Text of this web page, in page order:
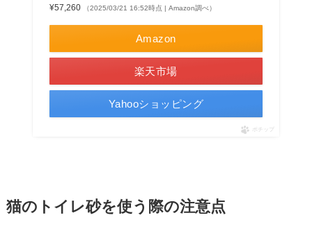
¥57,260 （2025/03/21 16:52時点 | Amazon調べ）
Amazon
楽天市場
Yahooショッピング
ポチップ
猫のトイレ砂を使う際の注意点